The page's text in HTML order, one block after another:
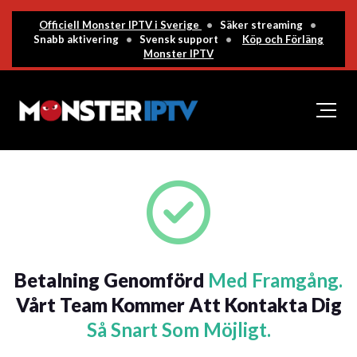
Officiell Monster IPTV i Sverige • Säker streaming
•
Snabb aktivering
• Svensk support •
Köp och Förläng
Monster IPTV
Betalning Genomförd Med Framgång.
Vårt Team Kommer Att Kontakta Dig
Så Snart Som Möjligt.